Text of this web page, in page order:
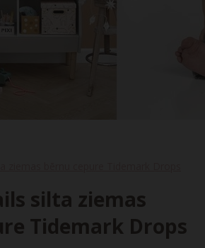
silta ziemas
Tidemark Drops